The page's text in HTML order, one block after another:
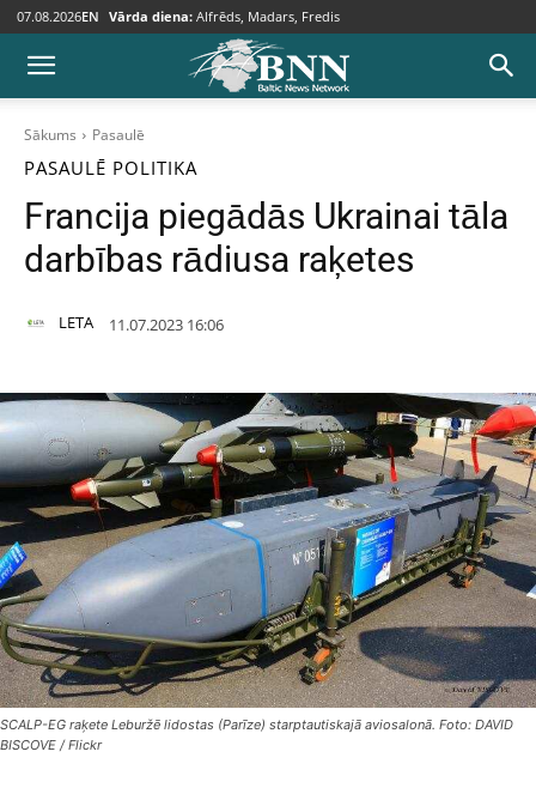
07.08.2026EN Vārda diena: Alfrēds, Madars, Fredis
Sākums Pasaulē
PASAULĒ POLITIKA
Francija piegādās Ukrainai tāla
darbības rādiusa raķetes
LETA 11.07.2023 16:06
SCALP-EG raķete Leburžē lidostas (Parīze) starptautiskajā aviosalonā. Foto: DAVID
BISCOVE / Flickr